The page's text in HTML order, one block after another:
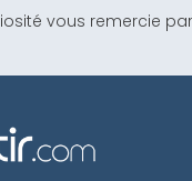
vous remercie